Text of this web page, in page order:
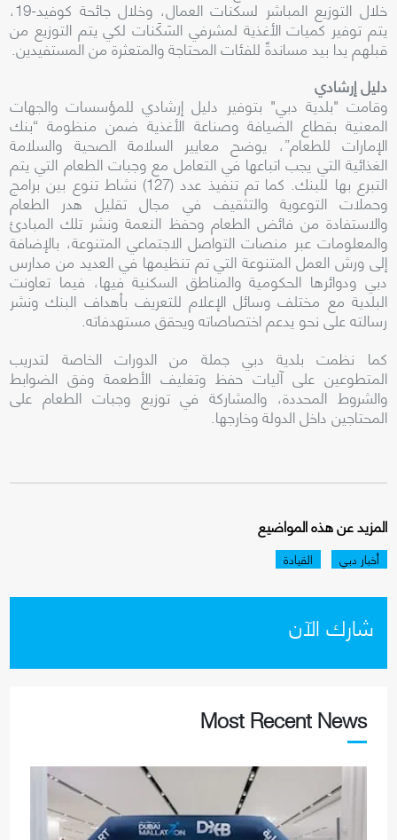
خلال التوزيع المباشر لسكنات العمال، وخلال جائحة كوفيد-19،
يتم توفير كميات الأغذية لمشرفي السَكَنات لكي يتم التوزيع من
قبلهم يدا بيد مساندةً للفئات المحتاجة والمتعثرة من المستفيدين.
دليل إرشادي
وقامت "بلدية دبي" بتوفير دليل إرشادي للمؤسسات والجهات
المعنية بقطاع الضيافة وصناعة الأغذية ضمن منظومة “بنك
الإمارات للطعام”، يوضح معايير السلامة الصحية والسلامة
الغذائية التي يجب اتباعها في التعامل مع وجبات الطعام التي يتم
التبرع بها للبنك. كما تم تنفيذ عدد (127) نشاط تنوع بين برامج
وحملات التوعوية والتثقيف في مجال تقليل هدر الطعام
والاستفادة من فائض الطعام وحفظ النعمة ونشر تلك المبادئ
والمعلومات عبر منصات التواصل الاجتماعي المتنوعة، بالإضافة
إلى ورش العمل المتنوعة التي تم تنظيمها في العديد من مدارس
دبي ودوائرها الحكومية والمناطق السكنية فيها، فيما تعاونت
البلدية مع مختلف وسائل الإعلام للتعريف بأهداف البنك ونشر
رسالته على نحو يدعم اختصاصاته ويحقق مستهدفاته.
كما نظمت بلدية دبي جملة من الدورات الخاصة لتدريب
المتطوعين على آليات حفظ وتغليف الأطعمة وفق الضوابط
والشروط المحددة، والمشاركة في توزيع وجبات الطعام على
المحتاجين داخل الدولة وخارجها.
المزيد عن هذه المواضيع
أخبار دبي القيادة
شارك الآن
Most Recent News